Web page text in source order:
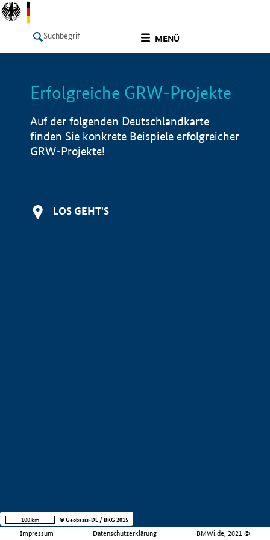
MENÜ
LISTE Info
Erfolgreiche GRW-Projekte
Auf der folgenden Deutschlandkarte
finden Sie konkrete Beispiele erfolgreicher
GRW-Projekte!
LOS GEHT'S
Impressum Datenschutzerklärung BMWi.de, 2021 ©
100 km © Geobasis-DE / BKG 2015